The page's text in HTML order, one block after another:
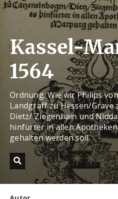
Kassel-
1564
Ordnung. Wie wir Philips
Landgraff zu Hessen/Grave
Dietz/ Ziegenhain und
hinfürter in allen
gehalten werden soll.